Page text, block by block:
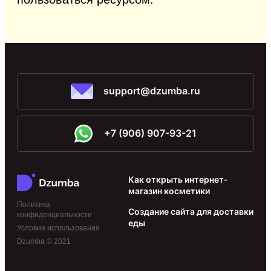
support@dzumba.ru
+7 (906) 907-93-21
Политика
конфиденциальности
Условия использования
Dzumba © 2021
Как открыть интернет-
магазин косметики
Создание сайта для доставки
еды